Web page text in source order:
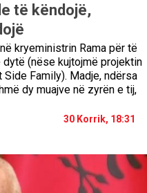
të këndojë,
kryeministrin Rama për të
(nëse kujtojmë projektin
Family). Madje, ndërsa
dy muajve në zyrën e tij,
30 Korrik, 18:31